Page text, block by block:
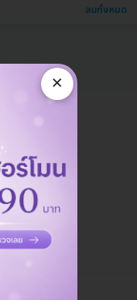
ลบทั้งหมด
ทางไลน์
!
×